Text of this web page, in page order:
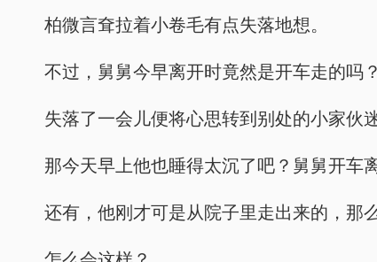
柏微言耷拉着小卷毛有点失落地想。
不过，舅舅今早离开时竟然是开车走的吗？
失落了一会儿便将心思转到别处的小家伙
那今天早上他也睡得太沉了吧？舅舅开车
还有，他刚才可是从院子里走出来的，那